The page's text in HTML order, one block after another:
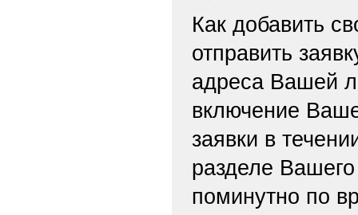
Как добавить
отправить
адреса Вашей
включение
заявки в
разделе
поминутно по